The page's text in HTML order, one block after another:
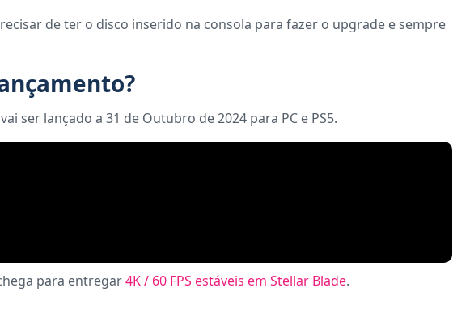
de ter o disco inserido na consola para fazer o upgrade e sempre
ser lançado a 31 de Outubro de 2024 para PC e PS5.
para entregar4K / 60 FPS estáveis em Stellar Blade.